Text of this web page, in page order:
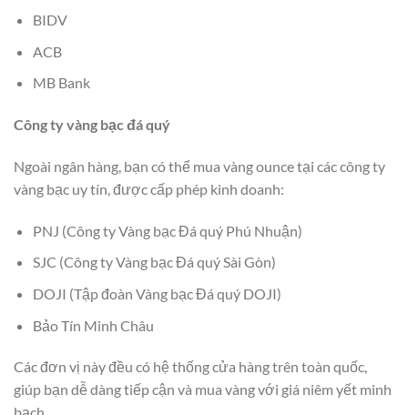
BIDV
ACB
MB Bank
Công ty vàng bạc đá quý
Ngoài ngân hàng, bạn có thể mua vàng ounce tại các công ty
vàng bạc uy tín, được cấp phép kinh doanh:
PNJ (Công ty Vàng bạc Đá quý Phú Nhuận)
SJC (Công ty Vàng bạc Đá quý Sài Gòn)
DOJI (Tập đoàn Vàng bạc Đá quý DOJI)
Bảo Tín Minh Châu
Các đơn vị này đều có hệ thống cửa hàng trên toàn quốc,
giúp bạn dễ dàng tiếp cận và mua vàng với giá niêm yết minh